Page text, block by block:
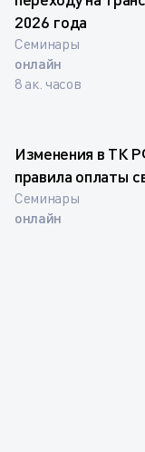
2026 года
Семинары
онлайн
8 ак. часов
Изменения в ТК
правила оплаты
Семинары
онлайн